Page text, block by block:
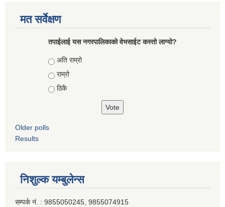
मत सर्वेक्षण
तपाईलाई यस नगरपालिकाको वेभसाईट कस्तो लाग्यो?
Choices
अति राम्रो
राम्रो
ठिकै
Older polls
Results
निशुल्क यम्बुलेन्स
सम्पर्क नं. : 9855050245, 9855074915